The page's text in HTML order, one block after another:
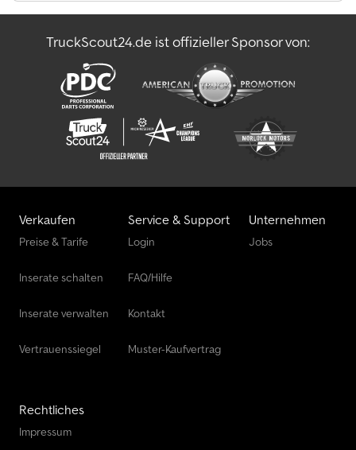
TruckScout24.de ist offizieller Sponsor von:
Verkaufen
Preise & Tarife
Inserate schalten
Inserate verwalten
Vertrauenssiegel
Service & Support
Login
FAQ/Hilfe
Kontakt
Muster-Kaufvertrag
Unternehmen
Jobs
Rechtliches
Impressum